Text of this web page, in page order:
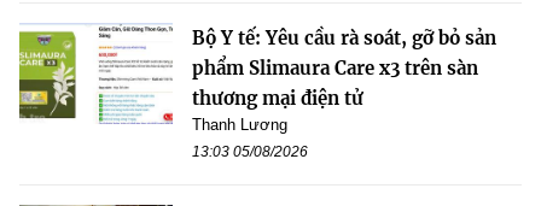
Bộ Y tế: Yêu cầu rà soát, gỡ bỏ sản
phẩm Slimaura Care x3 trên sàn
thương mại điện tử
Thanh Lương
13:03 05/08/2026